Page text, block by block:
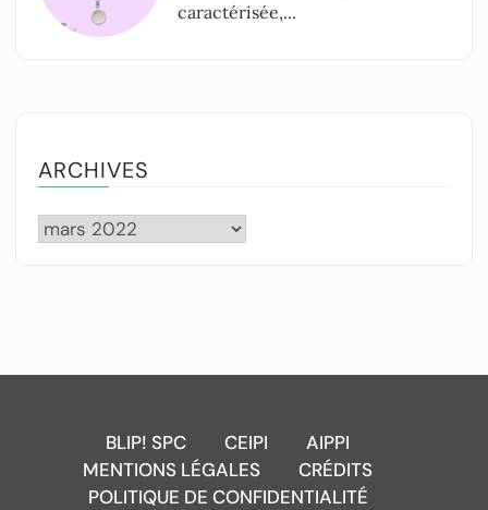
caractérisée,...
ARCHIVES
BLIP! SPC CEIPI
AIPPI
MENTIONS LÉGALES
CRÉDITS
POLITIQUE DE CONFIDENTIALITÉ